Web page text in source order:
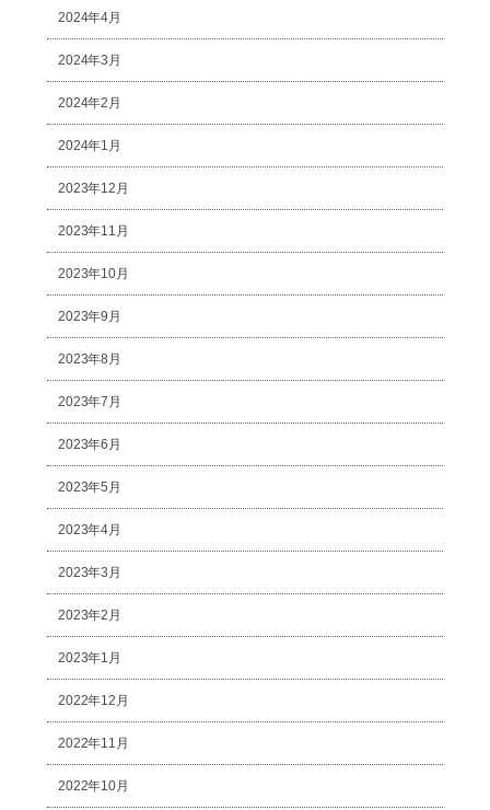
2024年4月
2024年3月
2024年2月
2024年1月
2023年12月
2023年11月
2023年10月
2023年9月
2023年8月
2023年7月
2023年6月
2023年5月
2023年4月
2023年3月
2023年2月
2023年1月
2022年12月
2022年11月
2022年10月